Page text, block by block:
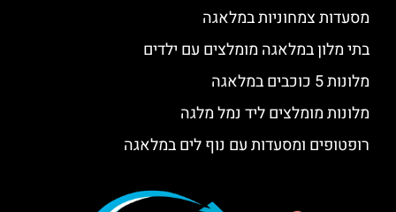
מסעדות צמחוניות במלאגה
בתי מלון במלאגה מומלצים עם ילדים
מלונות 5 כוכבים במלאגה
מלונות מומלצים ליד נמל מלגה
רופטופים ומסעדות עם נוף לים במלאגה